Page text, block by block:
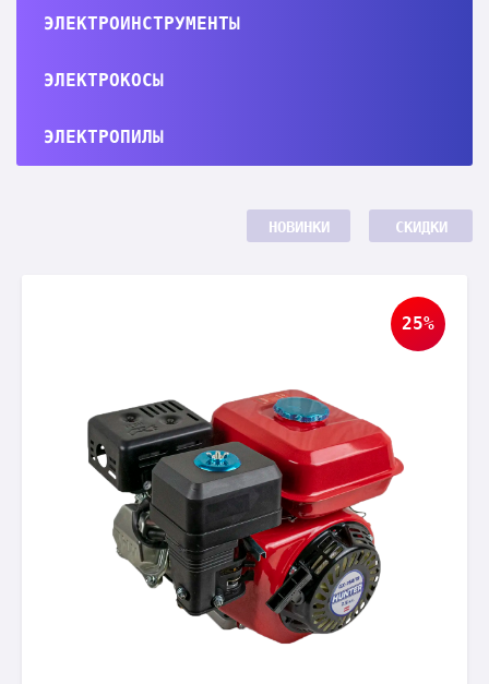
ЭЛЕКТРОИНСТРУМЕНТЫ
ЭЛЕКТРОКОСЫ
ЭЛЕКТРОПИЛЫ
НОВИНКИ СКИДКИ
25%